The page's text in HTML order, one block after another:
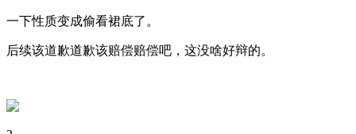
一下性质变成偷看裙底了。
后续该道歉道歉该赔偿赔偿吧，这没啥好辩的。